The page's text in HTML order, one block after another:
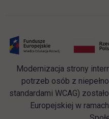
Modernizacja strony
potrzeb osób z
standardami WCAG)
Europejskiej w